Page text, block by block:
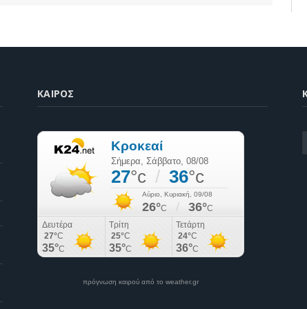
ΚΑΙΡΌΣ
πρόγνωση καιρού από το weather.gr